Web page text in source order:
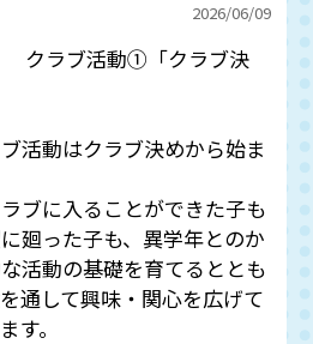
2026/06/09
クラブ活動①「クラブ決
活動はクラブ決めから始ま
ブに入ることができた子も
廻った子も、異学年とのか
活動の基礎を育てるととも
通して興味・関心を広げて
す。